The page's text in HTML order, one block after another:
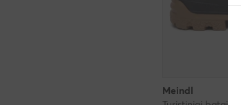
Meindl